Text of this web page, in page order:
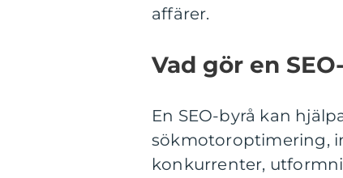
affärer.
Vad gör en
En SEO-byrå kan
sökmotoroptimering,
konkurrenter,